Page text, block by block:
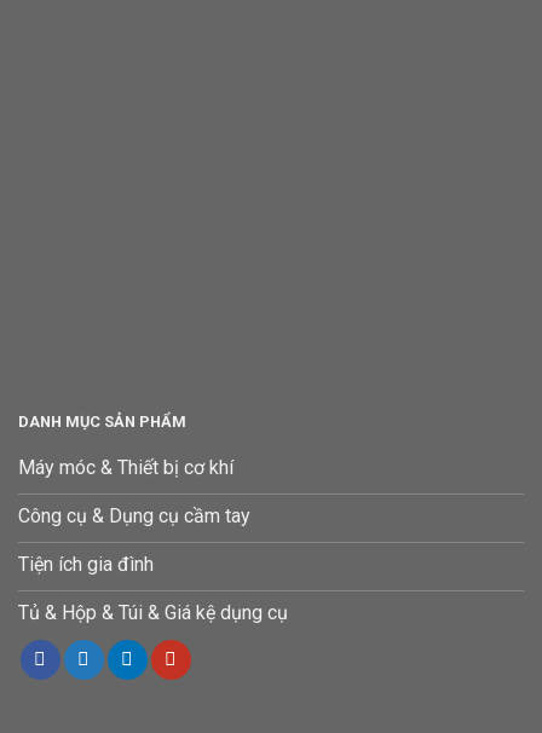
DANH MỤC SẢN PHẨM
Máy móc & Thiết bị cơ khí
Công cụ & Dụng cụ cầm tay
Tiện ích gia đình
Tủ & Hộp & Túi & Giá kệ dụng cụ